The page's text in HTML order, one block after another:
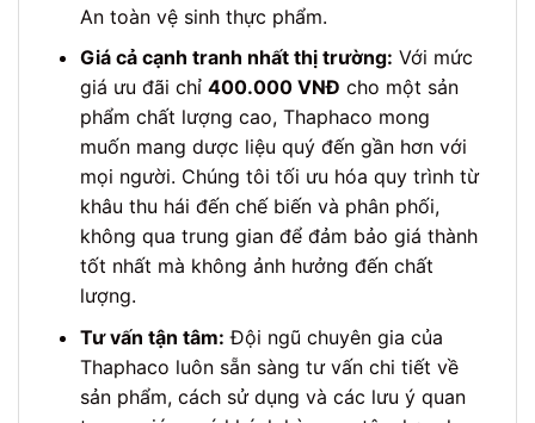
An toàn vệ sinh thực phẩm.
Giá cả cạnh tranh nhất thị trường: Với mức
giá ưu đãi chỉ 400.000 VNĐ cho một sản
phẩm chất lượng cao, Thaphaco mong
muốn mang dược liệu quý đến gần hơn với
mọi người. Chúng tôi tối ưu hóa quy trình từ
khâu thu hái đến chế biến và phân phối,
không qua trung gian để đảm bảo giá thành
tốt nhất mà không ảnh hưởng đến chất
lượng.
Tư vấn tận tâm: Đội ngũ chuyên gia của
Thaphaco luôn sẵn sàng tư vấn chi tiết về
sản phẩm, cách sử dụng và các lưu ý quan